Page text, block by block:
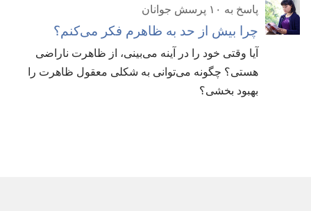
پاسخ به ۱۰ پرسش جوانان
چرا بیش از حد به ظاهرم فکر می‌کنم؟‏
آیا وقتی خود را در آینه می‌بینی،‏ از ظاهرت ناراضی
هستی؟‏ چگونه می‌توانی به شکلی معقول ظاهرت را
بهبود بخشی؟‏